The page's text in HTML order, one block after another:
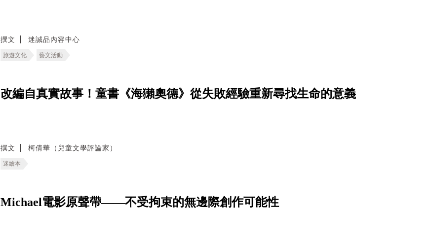
撰文 迷誠品內容中心
旅遊文化 藝文活動
改編自真實故事！童書《海獺奧德》從失敗經驗重新尋找生命的意義
撰文 柯倩華（兒童文學評論家）
迷繪本
Michael電影原聲帶——不受拘束的無邊際創作可能性